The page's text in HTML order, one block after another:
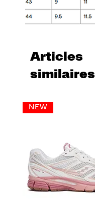
Articles
similaires
NEW